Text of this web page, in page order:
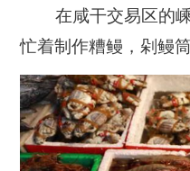
在咸干交易区的
忙着制作糟鳗，剁鳗